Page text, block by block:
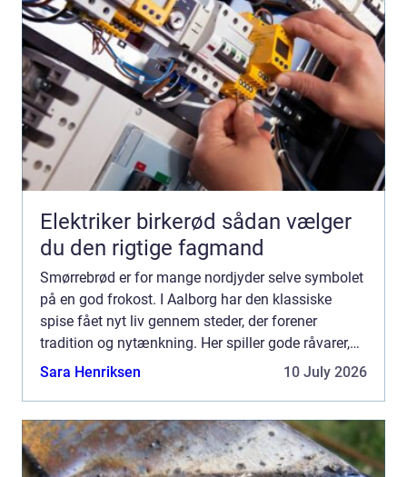
Elektriker birkerød sådan vælger
du den rigtige fagmand
Smørrebrød er for mange nordjyder selve symbolet
på en god frokost. I Aalborg har den klassiske
spise fået nyt liv gennem steder, der forener
tradition og nytænkning. Her spiller gode råvarer,
lokalt håndværk og kreativ anretning sammen, så
Sara Henriksen 10 July 2026